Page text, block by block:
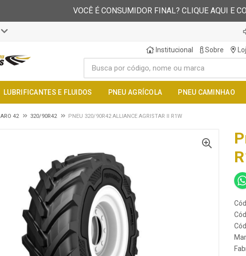
VOCÊ É CONSUMIDOR FINAL? CLIQUE AQUI E
Institucional Sobre
LUBRIFICANTES E FLUIDOS PNEU AGRÍCOLA PNEU CAMINHAO
ARO 42 320/90R42 PNEU 320/90R42 ALLIANCE AGRISTAR II R1W